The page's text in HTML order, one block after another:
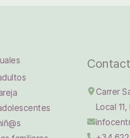
Carrer
Local